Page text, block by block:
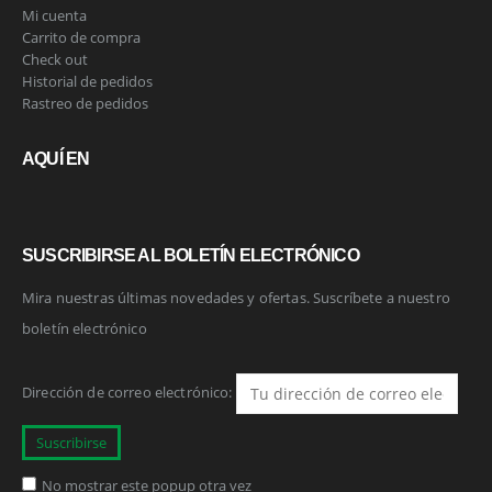
Mi cuenta
Carrito de compra
Check out
Historial de pedidos
Rastreo de pedidos
AQUÍ EN
SUSCRIBIRSE AL BOLETÍN ELECTRÓNICO
Mira nuestras últimas novedades y ofertas. Suscríbete a nuestro
boletín electrónico
Dirección de correo electrónico:
No mostrar este popup otra vez